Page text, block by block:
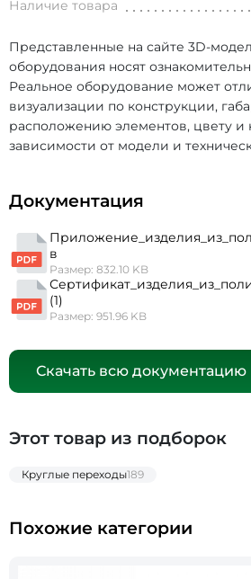
Наличие товара
Представленные на сайте 3D-
оборудования носят
Реальное оборудование может
визуализации по конструкции,
расположению элементов, цвету и
зависимости от модели и
Документация
в
Размер: 832.10 KB
(1)
Размер: 951.96 KB
Скачать всю документацию
Этот товар из подборок
Круглые переходы189
Похожие категории